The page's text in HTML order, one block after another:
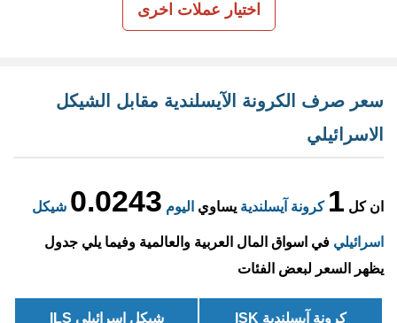
اختيار عملات اخرى
سعر صرف الكرونة الآيسلندية مقابل الشيكل
الاسرائيلي
ان كل 1 كرونة آيسلندية يساوي اليوم 0.0243 شيكل
اسرائيلي في اسواق المال العربية والعالمية وفيما يلي جدول
يظهر السعر لبعض الفئات
كرونة آيسلندية ISK شيكل اسرائيلي ILS